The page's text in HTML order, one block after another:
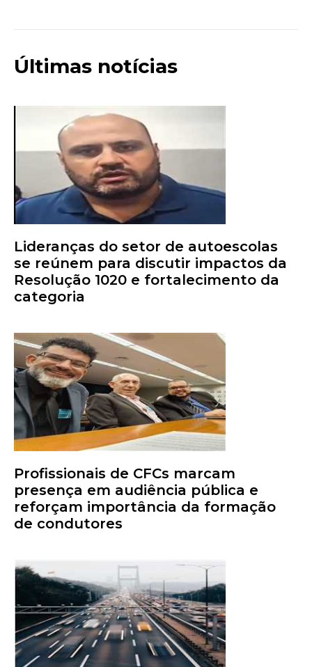
Últimas notícias
Lideranças do setor de autoescolas
se reúnem para discutir impactos da
Resolução 1020 e fortalecimento da
categoria
Profissionais de CFCs marcam
presença em audiência pública e
reforçam importância da formação
de condutores